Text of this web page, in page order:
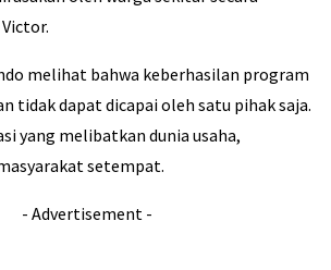
melihat bahwa keberhasilan program
tidak dapat dicapai oleh satu pihak saja.
yang melibatkan dunia usaha,
setempat.
- Advertisement -